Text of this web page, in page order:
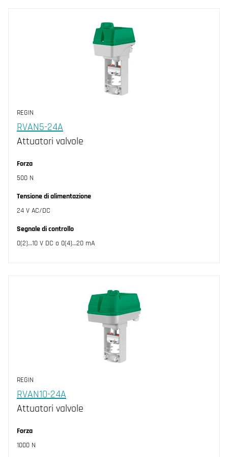
REGIN
RVAN5-24A
Attuatori valvole
Forza
500 N
Tensione di alimentazione
24 V AC/DC
Segnale di controllo
0(2)…10 V DC o 0(4)…20 mA
REGIN
RVAN10-24A
Attuatori valvole
Forza
1000 N